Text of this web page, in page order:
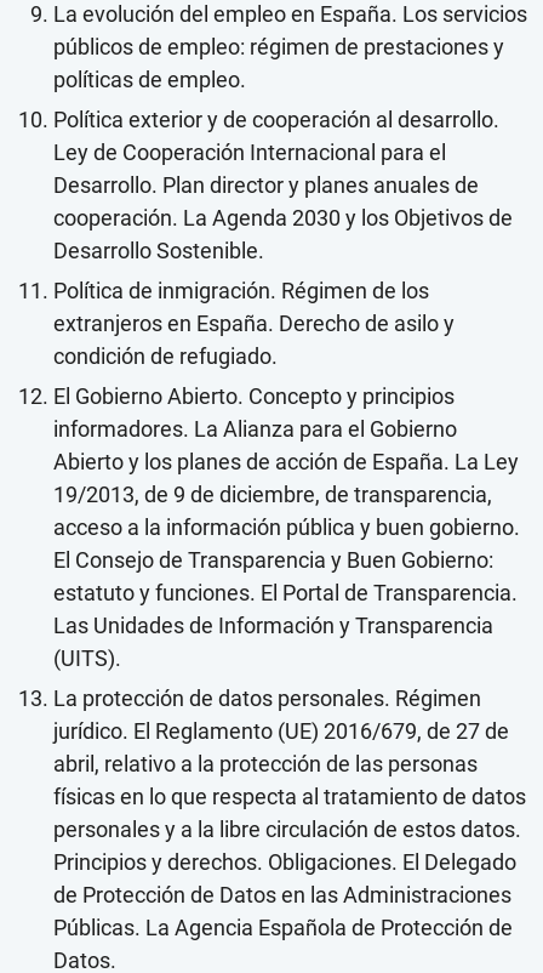
La evolución del empleo en España. Los servicios
públicos de empleo: régimen de prestaciones y
políticas de empleo.
Política exterior y de cooperación al desarrollo.
Ley de Cooperación Internacional para el
Desarrollo. Plan director y planes anuales de
cooperación. La Agenda 2030 y los Objetivos de
Desarrollo Sostenible.
Política de inmigración. Régimen de los
extranjeros en España. Derecho de asilo y
condición de refugiado.
El Gobierno Abierto. Concepto y principios
informadores. La Alianza para el Gobierno
Abierto y los planes de acción de España. La Ley
19/2013, de 9 de diciembre, de transparencia,
acceso a la información pública y buen gobierno.
El Consejo de Transparencia y Buen Gobierno:
estatuto y funciones. El Portal de Transparencia.
Las Unidades de Información y Transparencia
(UITS).
La protección de datos personales. Régimen
jurídico. El Reglamento (UE) 2016/679, de 27 de
abril, relativo a la protección de las personas
físicas en lo que respecta al tratamiento de datos
personales y a la libre circulación de estos datos.
Principios y derechos. Obligaciones. El Delegado
de Protección de Datos en las Administraciones
Públicas. La Agencia Española de Protección de
Datos.